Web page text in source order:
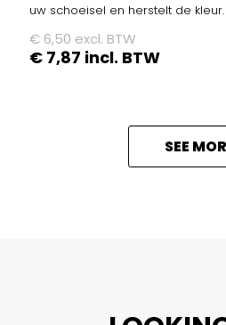
uw schoeisel en herstelt de kleur.
€ 6,50 excl. BTW
€ 7,87 incl. BTW
SEE